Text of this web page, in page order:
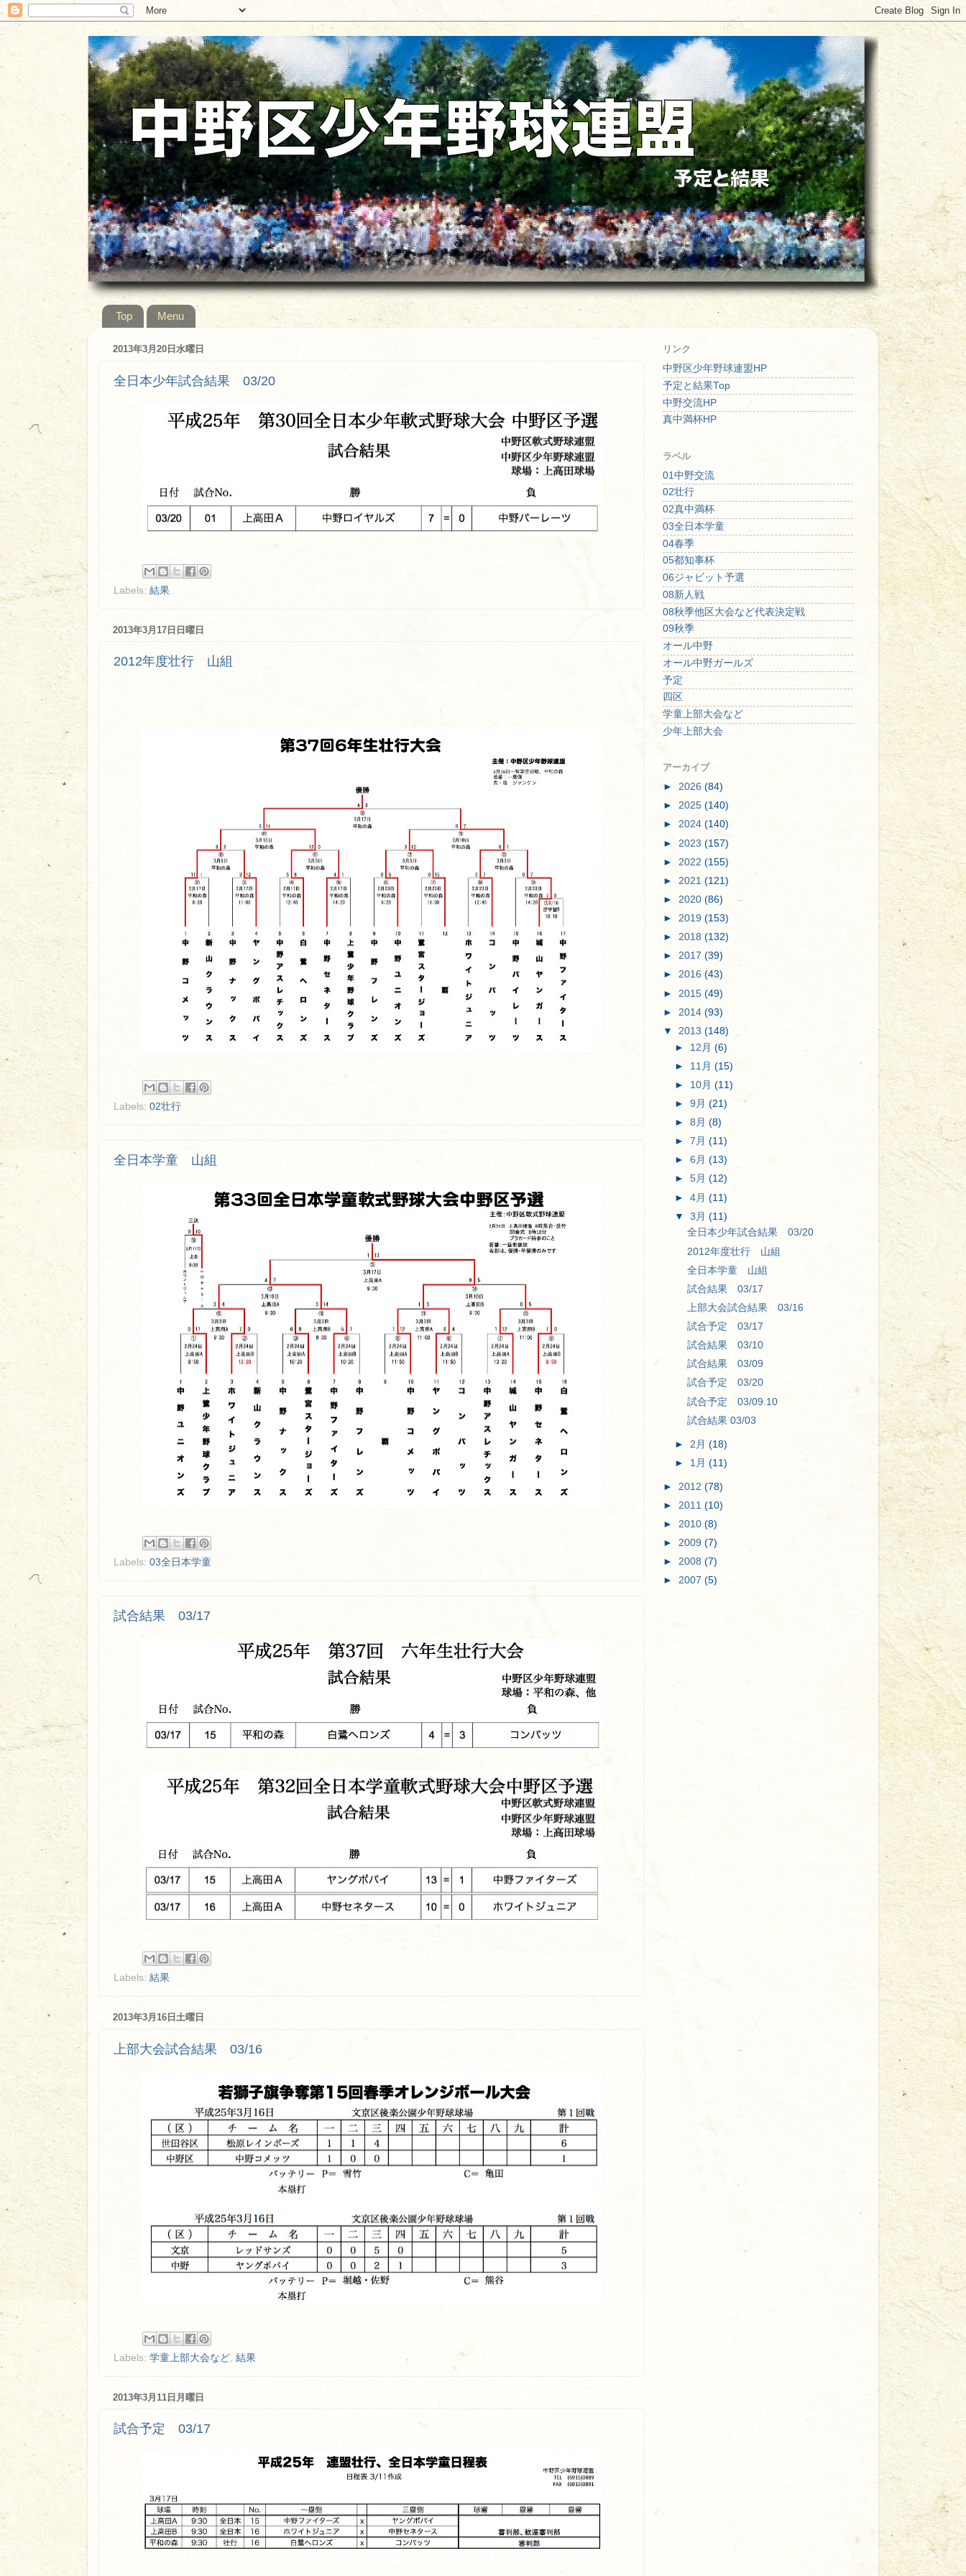
Top Menu
2013年3月20日水曜日
全日本少年試合結果 03/20
Labels: 結果
2013年3月17日日曜日
2012年度壮行 山組
Labels: 02壮行
全日本学童 山組
Labels: 03全日本学童
試合結果 03/17
Labels: 結果
2013年3月16日土曜日
上部大会試合結果 03/16
Labels: 学童上部大会など 結果
2013年3月11日月曜日
試合予定 03/17
リンク
中野区少年野球連盟HP
予定と結果Top
中野交流HP
真中満杯HP
ラベル
01中野交流
02壮行
02真中満杯
03全日本学童
04春季
05都知事杯
06ジャビット予選
08新人戦
08秋季他区大会など代表決定戦
09秋季
オール中野
オール中野ガールズ
予定
四区
学童上部大会など
少年上部大会
アーカイブ
► 2026 (84)
► 2025 (140)
► 2024 (140)
► 2023 (157)
► 2022 (155)
► 2021 (121)
► 2020 (86)
► 2019 (153)
► 2018 (132)
► 2017 (39)
► 2016 (43)
► 2015 (49)
► 2014 (93)
▼ 2013 (148)
► 12月(6)
► 11月(15)
► 10月(11)
►9月(21)
►8月(8)
►7月(11)
►6月(13)
►5月(12)
►4月(11)
▼3月(11)
全日本少年試合結果 03/20
2012年度壮行 山組
全日本学童 山組
試合結果 03/17
上部大会試合結果 03/16
試合予定 03/17
試合結果 03/10
試合結果 03/09
試合予定 03/20
試合予定 03/09.10
試合結果 03/03
► 2月(18)
► 1月(11)
► 2012 (78)
► 2011 (10)
► 2010 (8)
► 2009 (7)
► 2008 (7)
► 2007 (5)